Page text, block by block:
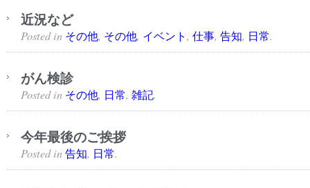
近況など
Posted in その他, その他, イベント , 仕事, 告知, 日常.
がん検診
Posted in その他, 日常, 雑記.
今年最後のご挨拶
Posted in 告知, 日常.